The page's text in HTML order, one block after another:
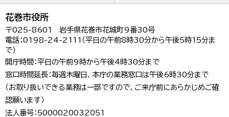
花巻市役所
〒025-8601 岩手県花巻市花城町9番30号
電話：0198-24-2111（平日の午前8時30分から午後5時15分ま
で）
開庁時間：平日の午前9時から午後4時30分まで
窓口時間延長：毎週木曜日、本庁の業務窓口は午後6時30分まで
（お取り扱いできる業務は一部ですので、ご来庁前にあらかじめご確
認願います）
法人番号：5000020032051